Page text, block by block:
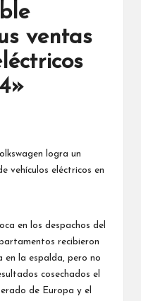
ventas
en los despachos del
recibieron
en la espalda, pero no
cosechados el
de Europa y el